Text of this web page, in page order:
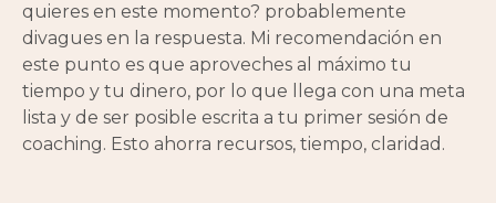
quieres en este momento? probablemente
divagues en la respuesta. Mi recomendación en
este punto es que aproveches al máximo tu
tiempo y tu dinero, por lo que llega con una meta
lista y de ser posible escrita a tu primer sesión de
coaching. Esto ahorra recursos, tiempo, claridad.